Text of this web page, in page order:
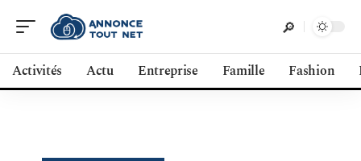
Activités Actu Entreprise Famille Fashion